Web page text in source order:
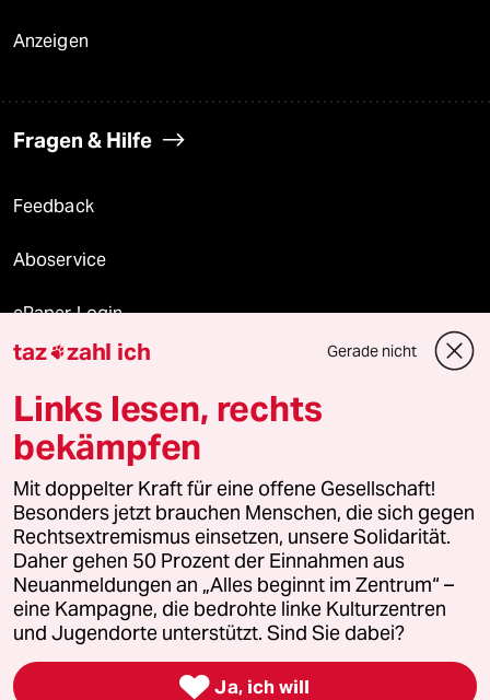
Anzeigen
Fragen & Hilfe
Feedback
Aboservice
ePaper Login
Downloads für Abonnierende
© 2026 taz Verlags und Vertriebs GmbH
Alle Rechte vorbehalten. Bei rechtlichen Fragen oder für Genehmigungen
wenden Sie sich bitte an
lizenzen@taz.de
Feedback Redaktionsstatut Kommune-Richtlinien
Leitlinie Informant Datenschutz Impressum AGB
Seitenwende Einwilligungen widerrufen (Ads)
taz zahl ich Gerade nicht
Links lesen, rechts
bekämpfen
Mit doppelter Kraft für eine offene Gesellschaft!
Besonders jetzt brauchen Menschen, die sich gegen
Rechtsextremismus einsetzen, unsere Solidarität.
Daher gehen 50 Prozent der Einnahmen aus
Neuanmeldungen an „Alles beginnt im Zentrum“ –
eine Kampagne, die bedrohte linke Kulturzentren
und Jugendorte unterstützt. Sind Sie dabei?
 Ja, ich will